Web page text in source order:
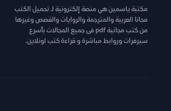
مكتبة ياسمين هي منصة إلكترونية لـ تحميل الكتب
مجانا العربية والمترجمة والروايات والقصص وغيرها
من كتب مجانية pdf فى جميع المجالات بأسرع
سيرفرات وروابط مباشرة و قراءة كتب اونلاين.